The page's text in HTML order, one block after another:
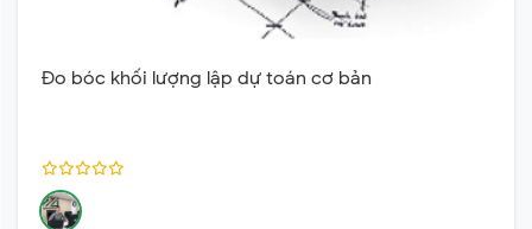
Đo bóc khối lượng lập dự toán cơ bản